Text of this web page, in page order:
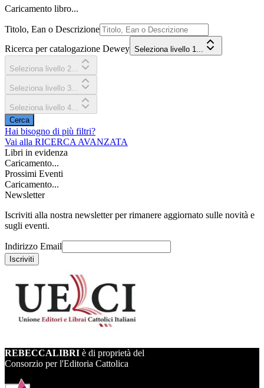
Caricamento libro...
Titolo, Ean o Descrizione
Ricerca per catalogazione Dewey Seleziona livello 1...
Seleziona livello 2...
Seleziona livello 3...
Seleziona livello 4...
Cerca
Hai bisogno di più filtri?
Vai alla RICERCA AVANZATA
Libri in evidenza
Caricamento...
Prossimi Eventi
Caricamento...
Newsletter
Iscriviti alla nostra newsletter per rimanere aggiornato sulle novità e
sugli eventi.
Indirizzo Email
Iscriviti
REBECCALIBRI è di proprietà del
Consorzio per l'Editoria Cattolica